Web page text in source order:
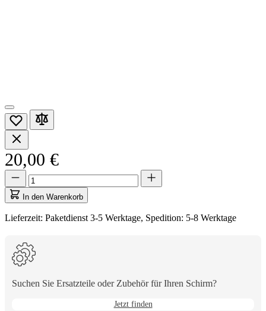
20,00 €
Menge
aktualisiert
auf
1
Menge
In den Warenkorb
Lieferzeit: Paketdienst 3-5 Werktage, Spedition: 5-8 Werktage
Suchen Sie Ersatzteile oder Zubehör für Ihren Schirm?
Jetzt finden